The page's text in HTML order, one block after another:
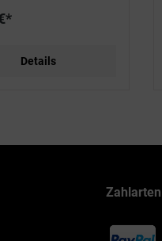
Details
Zahlarten